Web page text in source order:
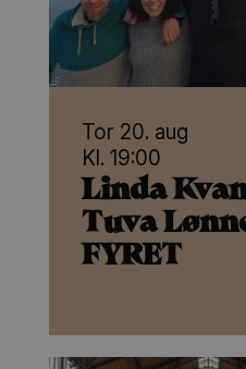
Tor 20. aug
Kl. 19:00
Linda
Tuva
FYRET